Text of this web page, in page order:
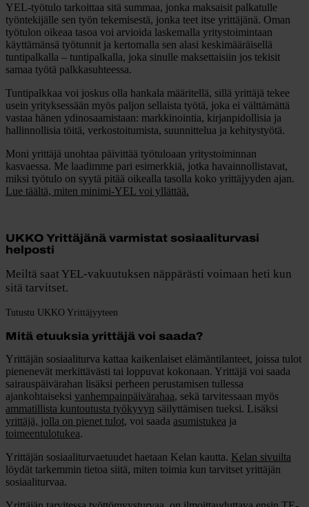
YEL-työtulo tarkoittaa sitä summaa, jonka maksaisit palkatulle
työntekijälle sen työn tekemisestä, jonka teet itse yrittäjänä. Oman
työtulon oikeaa tasoa voi arvioida laskemalla yritystoimintaan
käyttämänsä työtunnit ja kertomalla sen alasi keskimääräisellä
tuntipalkalla – tuntipalkalla, joka sinulle maksettaisiin jos tekisit
samaa työtä palkkasuhteessa.
Tuntipalkkaa voi joskus olla hankala määritellä, sillä yrittäjä tekee
usein yrityksessään myös paljon sellaista työtä, joka ei välttämättä
vastaa hänen ydinosaamistaan: markkinointia, kirjanpidollisia ja
hallinnollisia töitä, verkostoitumista, suunnittelua ja kehitystyötä.
Moni yrittäjä unohtaa päivittää työtuloaan yritystoiminnan
kasvaessa. Me laadimme pari esimerkkiä, jotka havainnollistavat,
miksi työtulo on syytä pitää oikealla tasolla koko yrittäjyyden ajan.
Lue täältä, miten minimi-YEL voi yllättää.
UKKO Yrittäjänä varmistat sosiaaliturvasi
helposti
Meiltä saat YEL-vakuutuksen näppärästi voimaan heti kun
sitä tarvitset.
Tutustu UKKO Yrittäjyyteen
Mitä etuuksia yrittäjä voi saada?
Yrittäjän sosiaaliturva kattaa kaikenlaiset elämäntilanteet, joissa tulot
pienenevät merkittävästi tai loppuvat kokonaan. Yrittäjä voi saada
sairauspäivärahan lisäksi perheen perustamisen tullessa
ajankohtaiseksi vanhempainpäivärahaa, sekä tarvitessaan myös
ammatillista kuntoutusta työkyvyn säilyttämisen tueksi. Lisäksi
yrittäjä, jolla on pienet tulot, voi saada asumistukea ja
toimeentulotukea.
Yrittäjän sosiaaliturvaetuudet haetaan Kelan kautta. Kelan sivuilta
löydät tarkemmin tietoa siitä, miten toimia kun tarvitset yrittäjän
sosiaaliturvaa.